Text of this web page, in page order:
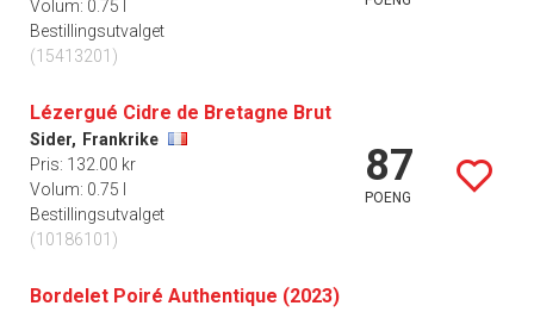
Volum: 0.75 l
Bestillingsutvalget
(15413201)
Lézergué Cidre de Bretagne Brut
Sider, Frankrike
Pris: 132.00 kr
Volum: 0.75 l
Bestillingsutvalget
(10186101)
87
POENG
Bordelet Poiré Authentique (2023)